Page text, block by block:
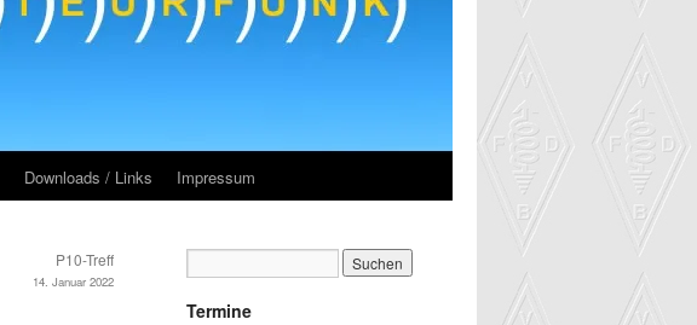
Downloads / Links Impressum
P10-Treff
14. Januar 2022
Termine